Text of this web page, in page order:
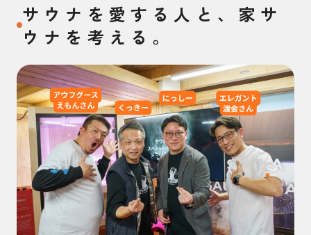
サウナを愛する人と、家サ
ウナを考える。